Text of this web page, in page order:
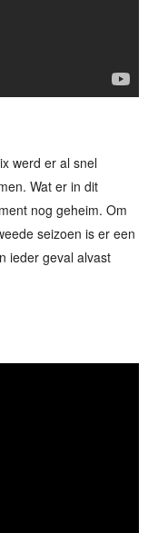
werd er al snel
Wat er in dit
nog geheim. Om
seizoen is er een
ieder geval alvast